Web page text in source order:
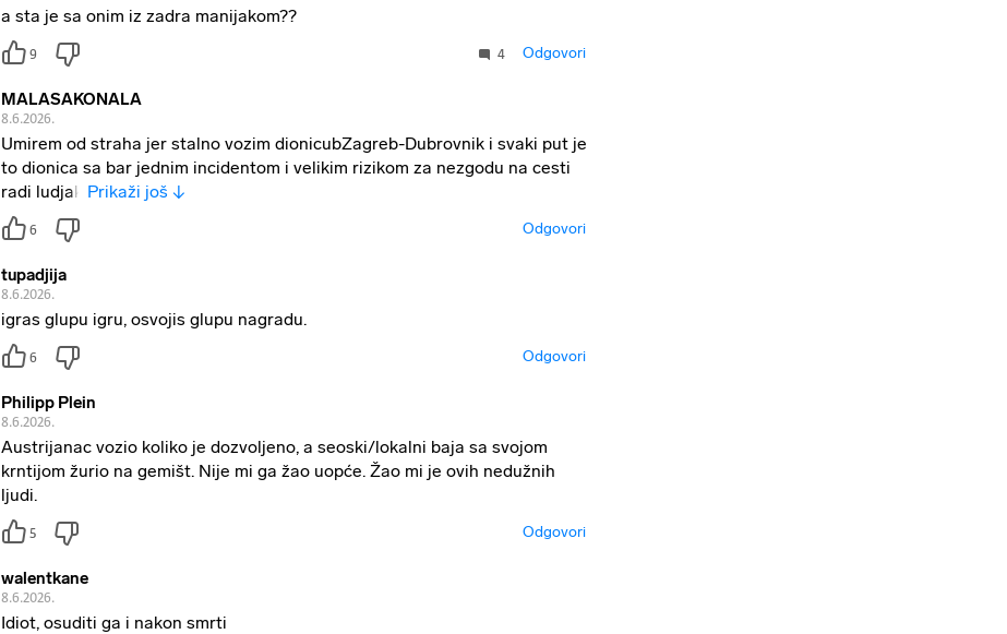
a sta je sa onim iz zadra manijakom??
9 4 Odgovori
MALASAKONALA
8.6.2026.
Umirem od straha jer stalno vozim dionicubZagreb-Dubrovnik i svaki put je
to dionica sa bar jednim incidentom i velikim rizikom za nezgodu na cesti
radi ludjak Prikaži još ↓
6 Odgovori
tupadjija
8.6.2026.
igras glupu igru, osvojis glupu nagradu.
6 Odgovori
Philipp Plein
8.6.2026.
Austrijanac vozio koliko je dozvoljeno, a seoski/lokalni baja sa svojom
krntijom žurio na gemišt. Nije mi ga žao uopće. Žao mi je ovih nedužnih
ljudi.
5 Odgovori
walentkane
8.6.2026.
Idiot, osuditi ga i nakon smrti